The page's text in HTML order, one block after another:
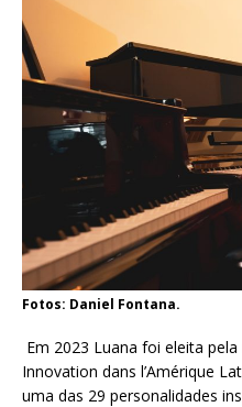
Fotos: Daniel Fontana.
Em 2023 Luana foi eleita
Innovation dans l’Amérique
uma das 29 personalidades